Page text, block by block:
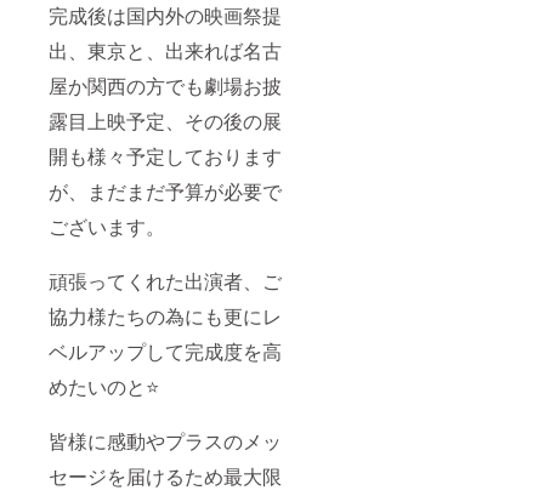
完成後は国内外の映画祭提
出、東京と、出来れば名古
屋か関西の方でも劇場お披
露目上映予定、その後の展
開も様々予定しております
が、まだまだ予算が必要で
ございます。
頑張ってくれた出演者、ご
協力様たちの為にも更にレ
ベルアップして完成度を高
めたいのと⭐️
皆様に感動やプラスのメッ
セージを届けるため最大限